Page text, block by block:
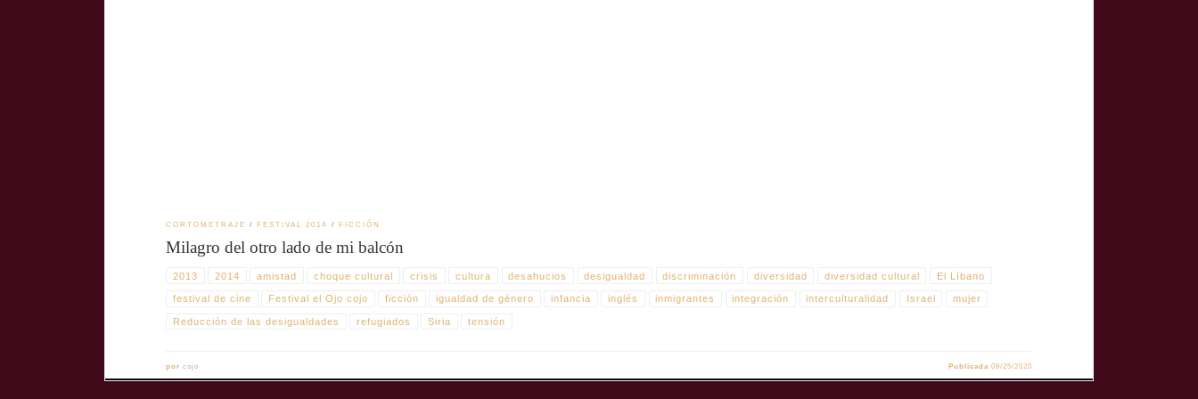
CORTOMETRAJE FESTIVAL 2014 FICCIÓN
Milagro del otro lado de mi balcón
2013 2014 amistad choque cultural crisis cultura desahucios desigualdad discriminación diversidad diversidad cultural El Líbano
festival de cine Festival el Ojo cojo ficción igualdad de género infancia inglés inmigrantes integración interculturalidad Israel mujer
Reducción de las desigualdades refugiados Siria tensión
porcojo Publicada 09/25/2020